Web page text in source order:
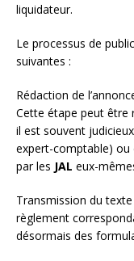
liquidateur.
Le processus de
suivantes :
Rédaction de
Cette étape peut être
il est souvent
expert-comptable) ou
par les JAL eux-
Transmission du
règlement
désormais des